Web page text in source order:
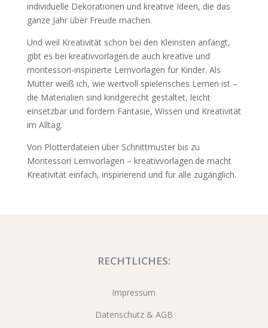
individuelle Dekorationen und kreative Ideen, die das
ganze Jahr über Freude machen.
Und weil Kreativität schon bei den Kleinsten anfängt,
gibt es bei kreativvorlagen.de auch kreative und
montessori-inspirierte Lernvorlagen für Kinder. Als
Mutter weiß ich, wie wertvoll spielerisches Lernen ist –
die Materialien sind kindgerecht gestaltet, leicht
einsetzbar und fördern Fantasie, Wissen und Kreativität
im Alltag.
Von Plotterdateien über Schnittmuster bis zu
Montessori Lernvorlagen – kreativvorlagen.de macht
Kreativität einfach, inspirierend und für alle zugänglich.
RECHTLICHES:
Impressum
Datenschutz & AGB